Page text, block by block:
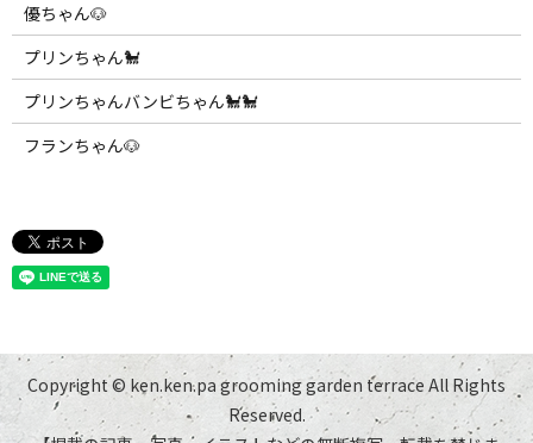
優ちゃん🐶
プリンちゃん🐩
プリンちゃんバンビちゃん🐩🐩
フランちゃん🐶
Copyright © ken.ken.pa grooming garden terrace All Rights
Reserved.